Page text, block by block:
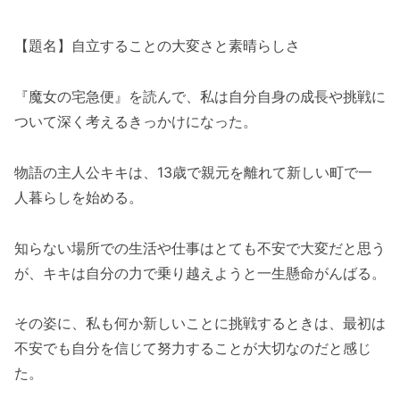
【題名】自立することの大変さと素晴らしさ
『魔女の宅急便』を読んで、私は自分自身の成長や挑戦に
ついて深く考えるきっかけになった。
物語の主人公キキは、13歳で親元を離れて新しい町で一
人暮らしを始める。
知らない場所での生活や仕事はとても不安で大変だと思う
が、キキは自分の力で乗り越えようと一生懸命がんばる。
その姿に、私も何か新しいことに挑戦するときは、最初は
不安でも自分を信じて努力することが大切なのだと感じ
た。